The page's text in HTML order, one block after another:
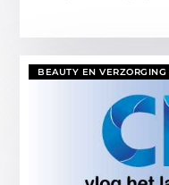
BEAUTY EN VERZORGING